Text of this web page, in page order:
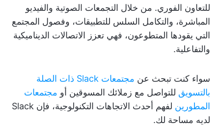
للتعاون الفوري. من خلال التجمعات الصوتية والفيديو
المباشرة، والتكامل السلس للتطبيقات، وفصول المجتمع
التي يقودها المتطوعون، فهي تعزز الاتصالات الديناميكية
والتفاعلية.
سواء كنت تبحث عن
مجتمعات Slack ذات الصلة
بالتسويق للتواصل مع زملائك المسوقين أو مجتمعات
المطورين
لفهم أحدث الاتجاهات التكنولوجية، فإن Slack
لديه مساحة لك.